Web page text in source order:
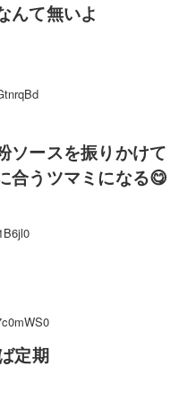
んて無いよ
ソースを振りかけて
合うツマミになる😋
定期